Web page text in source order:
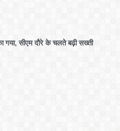
गया, सीएम दौरे के चलते बढ़ी सख्ती